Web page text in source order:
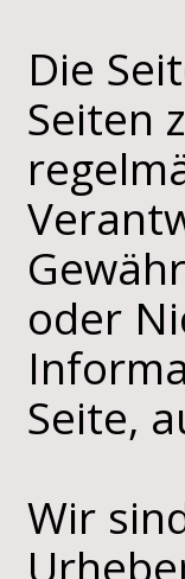
Die
Seiten
oder
Seite,
Wir